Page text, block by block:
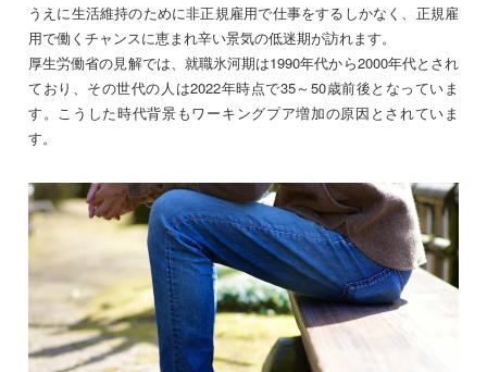
うえに生活維持のために非正規雇用で仕事をするしかなく、正規雇
用で働くチャンスに恵まれ辛い景気の低迷期が訪れます。
厚生労働省の見解では、就職氷河期は1990年代から2000年代とされ
ており、その世代の人は2022年時点で35～50歳前後となっていま
す。こうした時代背景もワーキングプア増加の原因とされていま
す。